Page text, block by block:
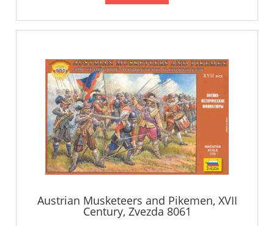
Austrian Musketeers and Pikemen, XVII
Century, Zvezda 8061